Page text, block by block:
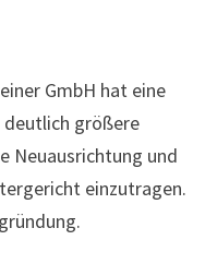
GmbH hat eine
deutlich größere
Neuausrichtung und
einzutragen.